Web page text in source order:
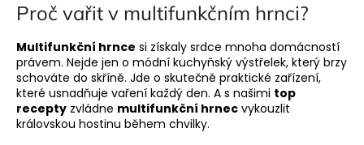
Proč vařit v multifunkčním hrnci?
Multifunkční hrnce si získaly srdce mnoha domácností
právem. Nejde jen o módní kuchyňský výstřelek, který brzy
schováte do skříně. Jde o skutečně praktické zařízení,
které usnadňuje vaření každý den. A s našimi top
recepty zvládne multifunkční hrnec vykouzlit
královskou hostinu během chvilky.
a
í
t
?